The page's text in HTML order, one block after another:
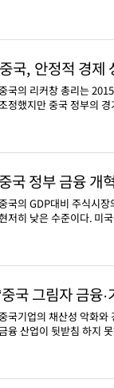
국, 안정적 경제
국의 리커창 총리는
정했지만 중국 정부의
국 정부 금융 개
국의 GDP대비 주식시
저히 낮은 수준이다. 미
중국 그림자 금융
국기업의 채산성 악화와
융 산업이 뒷받침 하지